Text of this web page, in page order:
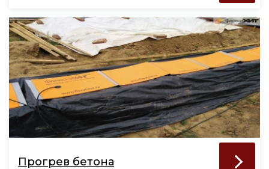
Прогрев бетона